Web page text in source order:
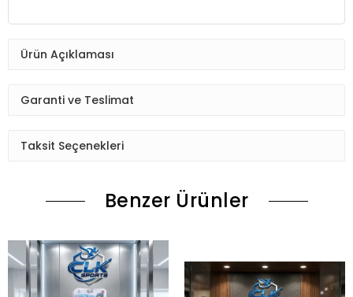
Ürün Açıklaması
Garanti ve Teslimat
Taksit Seçenekleri
Benzer Ürünler